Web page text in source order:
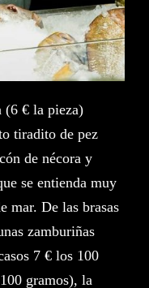
(6 € la pieza)
tiradito de pez
de nécora y
se entienda muy
mar. De las brasas
zamburiñas
7 € los 100
gramos), la